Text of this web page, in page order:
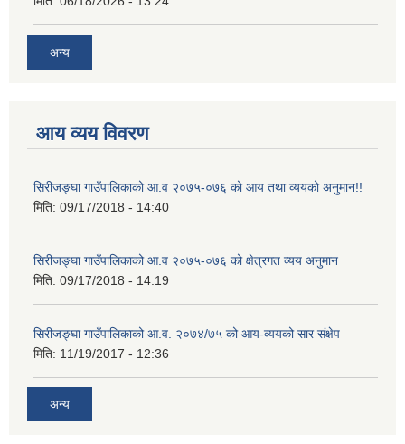
अन्य
आय व्यय विवरण
सिरीजङ्घा गाउँपालिकाको आ.व २०७५-०७६ को आय तथा व्ययको अनुमान!!
मिति: 09/17/2018 - 14:40
सिरीजङ्घा गाउँपालिकाको आ.व २०७५-०७६ को क्षेत्रगत व्यय अनुमान
मिति: 09/17/2018 - 14:19
सिरीजङ्घा गाउँपालिकाको आ.व. २०७४/७५ को आय-व्ययको सार संक्षेप
मिति: 11/19/2017 - 12:36
अन्य